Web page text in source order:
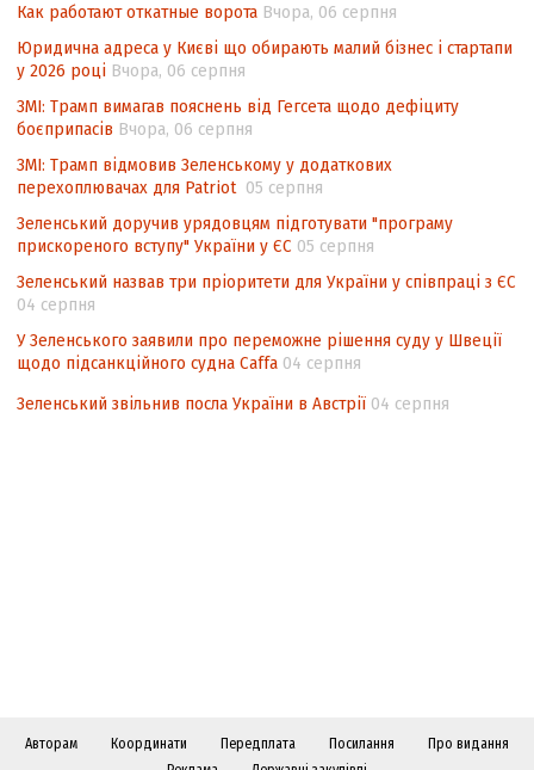
Контент-аналіз відображення сенсу
національних інтересів у стратегічних
нормативно-правових документах
Как работают откатные ворота Вчора, 06 серпня
Юридична адреса у Києві що обирають малий бізнес і стартапи
у 2026 році Вчора, 06 серпня
ЗМІ: Трамп вимагав пояснень від Гегсета щодо дефіциту
боєприпасів Вчора, 06 серпня
ЗМІ: Трамп відмовив Зеленському у додаткових
перехоплювачах для Patriot 05 серпня
Зеленський доручив урядовцям підготувати "програму
прискореного вступу" України у ЄС 05 серпня
Зеленський назвав три пріоритети для України у співпраці з ЄС
04 серпня
У Зеленського заявили про переможне рішення суду у Швеції
щодо підсанкційного судна Caffa 04 серпня
Зеленський звільнив посла України в Австрії 04 серпня
Авторам Координати Передплата Посилання
Про видання